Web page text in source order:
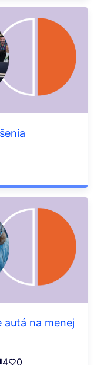
autá na menej
4 0